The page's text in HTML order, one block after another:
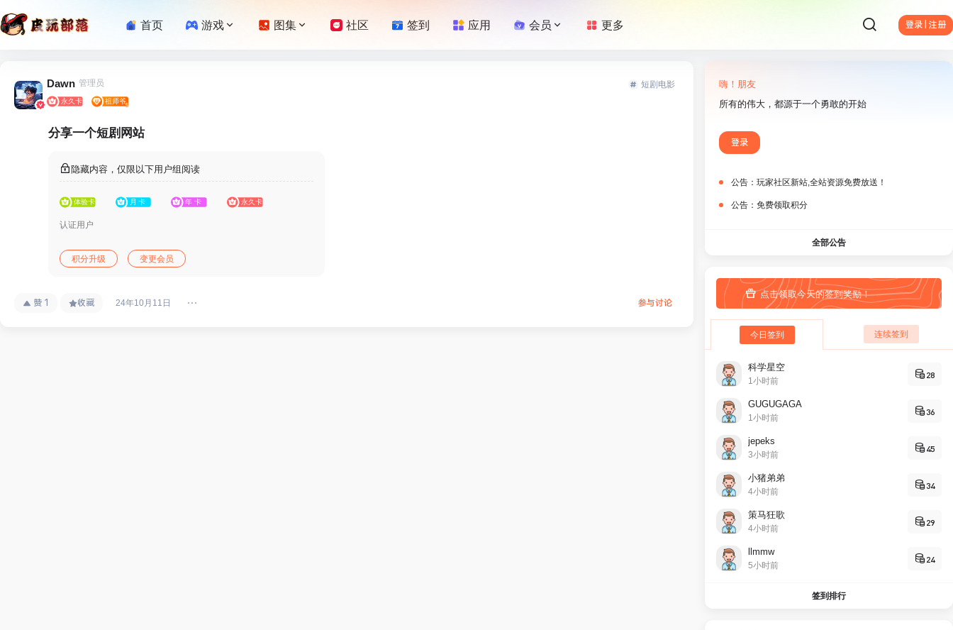
登录 | 注册
首页 游戏 图集 社区 签到 应用 会员 更多
Dawn 管理员 短剧电影
分享一个短剧网站
隐藏内容，仅限以下用户组阅读
认证用户
积分升级 变更会员
赞 1 收藏 24年10月11日 参与讨论
嗨！朋友
所有的伟大，都源于一个勇敢的开始
登录
公告： 玩家社区新站,全站资源免费放送！
公告： 免费领取积分
全部公告
点击领取今天的签到奖励！
今日签到 连续签到
科学星空
1小时前
28
GUGUGAGA
1小时前
36
jepeks
3小时前
45
小猪弟弟
4小时前
34
策马狂歌
4小时前
29
llmmw
5小时前
24
签到排行